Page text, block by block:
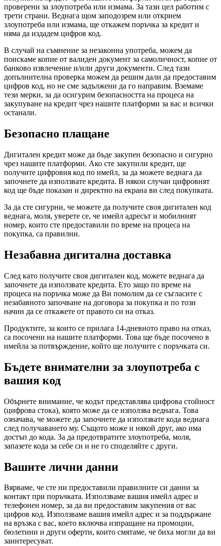
проверени за злоупотреба или измама. За тази цел работим с
трети страни. Веднага щом заподозрем или открием
злоупотреба или измама, ще откажем поръчка за кредит и
няма да издадем цифров код.
В случай на съмнение за незаконна употреба, можем да
поискаме копие от валиден документ за самоличност, копие от
банково извлечение и/или други документи. След тази
допълнителна проверка можем да решим дали да предоставим
цифров код, но не сме задължени да го направим. Вземаме
тези мерки, за да осигурим безопасността на процеса на
закупуване на кредит чрез нашите платформи за вас и всички
останали.
Безопасно плащане
Дигитален кредит може да бъде закупен безопасно и сигурно
чрез нашите платформи. Ако сте закупили кредит, ще
получите цифровия код по имейл, за да можете веднага да
започнете да използвате кредита. В някои случаи цифровият
код ще бъде показан и директно на екрана ви след покупката.
За да сте сигурни, че можете да получите своя дигитален код
веднага, моля, уверете се, че имейл адресът и мобилният
номер, които сте предоставили по време на процеса на
покупка, са правилни.
Незабавна дигитална доставка
След като получите своя дигитален код, можете веднага да
започнете да използвате кредита. Ето защо по време на
процеса на поръчка може да Ви помолим да се съгласите с
незабавното започване на договора за покупка и по този
начин да се откажете от правото си на отказ.
Продуктите, за които се прилага 14-дневното право на отказ,
са посочени на нашите платформи. Това ще бъде посочено в
имейла за потвърждение, който ще получите с поръчката си.
Бъдете внимателни за злоупотреба с
вашия код
Обърнете внимание, че кодът представлява цифрова стойност
(цифрова стока), която може да се използва веднага. Това
означава, че можете да започнете да използвате кода веднага
след получаването му. Същото може и някой друг, ако има
достъп до кода. За да предотвратите злоупотреба, моля,
запазете кода за себе си и не го споделяйте с други.
Вашите лични данни
Вярваме, че сте ни предоставили правилните си данни за
контакт при поръчката. Използваме вашия имейл адрес и
телефонен номер, за да ви предоставим закупения от вас
цифров код. Използваме вашия имейл адрес и за поддържане
на връзка с вас, което включва изпращане на промоции,
бюлетини и други оферти, които смятаме, че биха могли да ви
заинтересуват.